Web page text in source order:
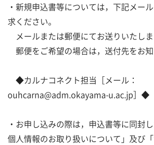
・新規申込書等については，下記メー
求ください。
メールまたは郵便にてお送りいたしま
郵便をご希望の場合は，送付先をお知
◆カルナコネクト担当［メール：
ouhcarna@adm.okayama-u.ac.jp］◆
・お申し込みの際は，申込書等に同封
個人情報のお取り扱いについて」及び